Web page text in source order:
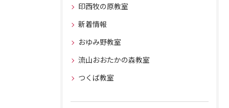
印西牧の原教室
新着情報
おゆみ野教室
流山おおたかの森教室
つくば教室